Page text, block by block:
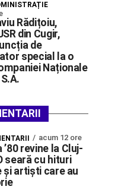
Rădițoiu,
din Cugir,
de
special la o
Naționale
acum 12 ore
revine la Cluj-
seară cu hituri
și artiști care au